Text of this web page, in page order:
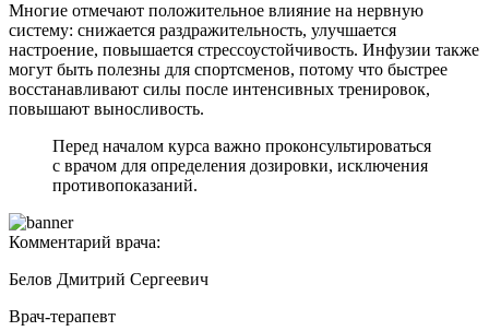
Многие отмечают положительное влияние на нервную
систему: снижается раздражительность, улучшается
настроение, повышается стрессоустойчивость. Инфузии также
могут быть полезны для спортсменов, потому что быстрее
восстанавливают силы после интенсивных тренировок,
повышают выносливость.
Перед началом курса важно проконсультироваться
с врачом для определения дозировки, исключения
противопоказаний.
Комментарий врача:
Белов Дмитрий Сергеевич
Врач-терапевт